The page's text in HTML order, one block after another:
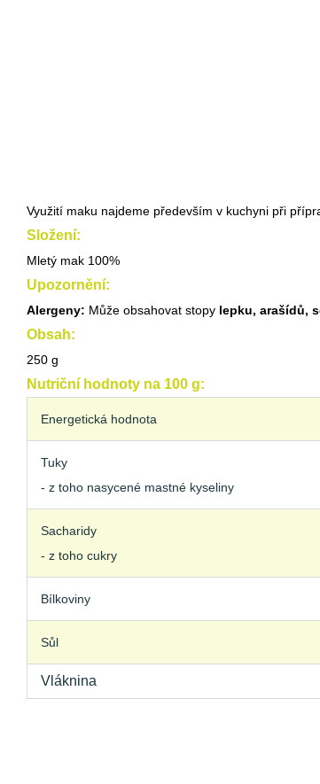
Využití maku najdeme především v kuchyni při
Složení:
Mletý mak 100%
Upozornění:
Alergeny: Může obsahovat stopy lepku, arašídů,
Obsah:
250 g
Nutriční hodnoty na 100 g:
Energetická hodnota
Tuky
- z toho nasycené mastné kyseliny
Sacharidy
- z toho cukry
Bílkoviny
Sůl
Vláknina